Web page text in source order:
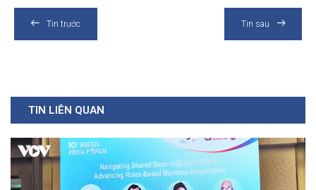
Tin trước Tin sau
TIN LIÊN QUAN